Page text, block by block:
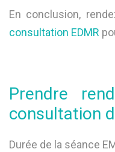
En conclusion,
consultation EDMR
Prendre
consultation
Durée de la séance